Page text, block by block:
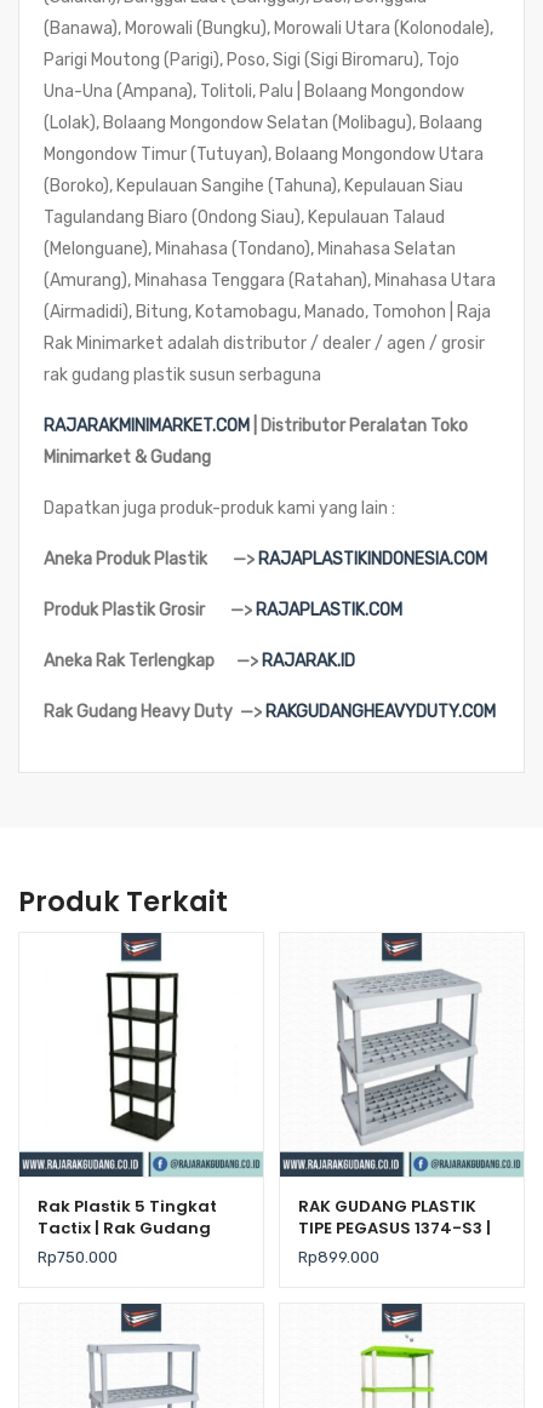
(Banawa), Morowali (Bungku), Morowali Utara (Kolonodale),
Parigi Moutong (Parigi), Poso, Sigi (Sigi Biromaru), Tojo
Una-Una (Ampana), Tolitoli, Palu | Bolaang Mongondow
(Lolak), Bolaang Mongondow Selatan (Molibagu), Bolaang
Mongondow Timur (Tutuyan), Bolaang Mongondow Utara
(Boroko), Kepulauan Sangihe (Tahuna), Kepulauan Siau
Tagulandang Biaro (Ondong Siau), Kepulauan Talaud
(Melonguane), Minahasa (Tondano), Minahasa Selatan
(Amurang), Minahasa Tenggara (Ratahan), Minahasa Utara
(Airmadidi), Bitung, Kotamobagu, Manado, Tomohon | Raja
Rak Minimarket adalah distributor / dealer / agen / grosir
rak gudang plastik susun serbaguna
RAJARAKMINIMARKET.COM | Distributor Peralatan Toko
Minimarket & Gudang
Dapatkan juga produk-produk kami yang lain :
Aneka Produk Plastik —> RAJAPLASTIKINDONESIA.COM
Produk Plastik Grosir —> RAJAPLASTIK.COM
Aneka Rak Terlengkap —> RAJARAK.ID
Rak Gudang Heavy Duty —> RAKGUDANGHEAVYDUTY.COM
Produk Terkait
Rak Plastik 5 Tingkat
Tactix | Rak Gudang
Susun Serbaguna
Rp750.000
RAK GUDANG PLASTIK
TIPE PEGASUS 1374-S3 |
Rak Plastik Susun
Serbaguna
Rp899.000